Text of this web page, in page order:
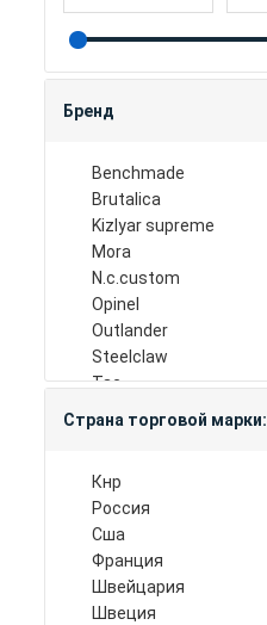
Бренд
benchmade
brutalica
kizlyar supreme
mora
n.c.custom
opinel
outlander
steelclaw
tac
viking nordway
нокс
nextool
spg
vosteed
тотем
Страна торговой марки:
кнр
россия
сша
франция
швейцария
швеция